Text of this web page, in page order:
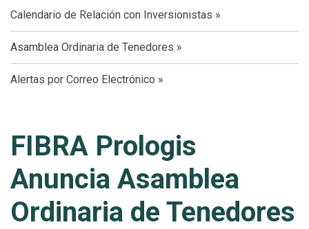
Calendario de Relación con Inversionistas
Asamblea Ordinaria de Tenedores
Alertas por Correo Electrónico
FIBRA Prologis
Anuncia Asamblea
Ordinaria de Tenedores